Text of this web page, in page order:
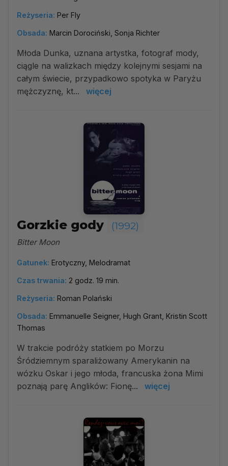
Reżyseria: Per Fly
Obsada: Marcin Dorociński, Sonja Richter
Młoda Dunka, uznana artystka, fotograf mody,
ciągle na walizkach między kolejnymi sesjami na
całym świecie, przypadkowo spotyka w Paryżu
mężczyznę, kt...
więcej
Gorzkie gody (1992)
Bitter Moon
Gatunek: Erotyczny, Melodramat
Czas trwania: 2 godz. 19 min.
Reżyseria: Roman Polański
Obsada: Emmanuelle Seigner, Hugh Grant, Kristin Scott
Thomas
W trakcie podróży statkiem po Morzu
Śródziemnym sparaliżowany Amerykanin na
wózku Oskar i jego młoda, francuska żona Mimi
poznają parę Anglików: Fionę...
więcej